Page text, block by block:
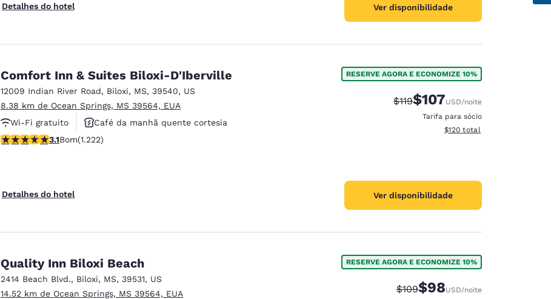
Detalhes do hotel Ver disponibilidade
Comfort Inn & Suites Biloxi-D'Iberville
12009 Indian River Road, Biloxi, MS, 39540, US
8.38 km de Ocean Springs, MS 39564, EUA
Wi-Fi gratuito
Café da manhã quente cortesia
Piscina externa
classificação 3.12 estrelas. Bom. 1222 avaliações
3.1Bom(1.222)
Detalhes do hotel
RESERVE AGORA E ECONOMIZE 10%
Tarifa anterior “tachada”:
$119Tarifa com desconto:
$107USD/noite
Tarifa para sócio
Exibir detalhes do total
$120 total
Ver disponibilidade
Quality Inn Biloxi Beach
2414 Beach Blvd., Biloxi, MS, 39531, US
14.52 km de Ocean Springs, MS 39564, EUA
RESERVE AGORA E ECONOMIZE 10%
Tarifa anterior “tachada”:
$109Tarifa com desconto:
$98USD/noite